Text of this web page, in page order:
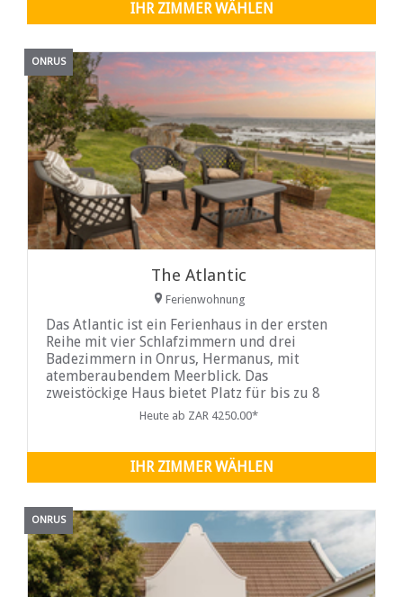
atemberaubende Kulisse des Ozeans.
IHR ZIMMER WÄHLEN
ONRUS
The Atlantic
Ferienwohnung
Das Atlantic ist ein Ferienhaus in der ersten
Reihe mit vier Schlafzimmern und drei
Badezimmern in Onrus, Hermanus, mit
atemberaubendem Meerblick. Das
zweistöckige Haus bietet Platz für bis zu 8
Gäste. Unsere Gäste lieben die Nähe zum
finden Sie das
Heute ab ZAR 4250.00*
IHR ZIMMER WÄHLEN
ONRUS